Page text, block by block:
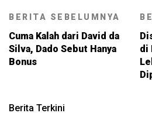
BERITA SEBELUMNYA
Cuma Kalah dari David da
Silva, Dado Sebut Hanya
Bonus
di
Berita Terkini